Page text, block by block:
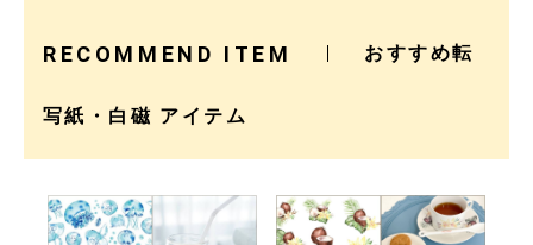
RECOMMEND ITEM おすすめ転
写紙・白磁 アイテム